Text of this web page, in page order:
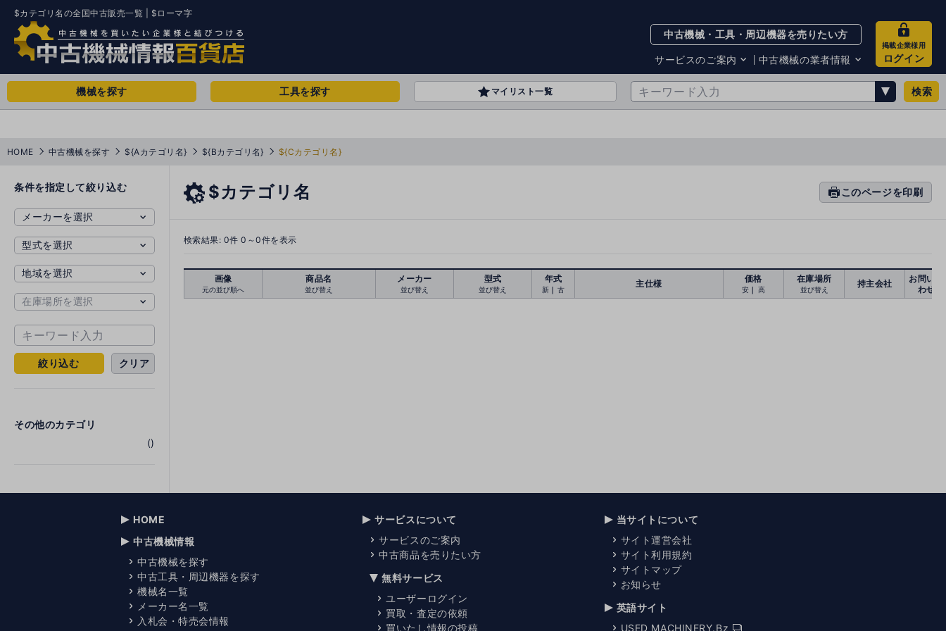
$カテゴリ名の全国中古販売一覧 | $ローマ字
中古機械・工具・周辺機器を売りたい方
サービスのご案内
サービスのご案内
お知らせ
中古機械の業者情報
買取・査定業者リスト
掲載企業様用
ログイン
機械を探す 工具を探す マイリスト一覧 検索
HOME 中古機械を探す ${Aカテゴリ名} ${Bカテゴリ名} ${Cカテゴリ名}
条件を指定して絞り込む
絞り込む クリア
その他のカテゴリ
()
$カテゴリ名
prin このページを印刷
検索結果: 0件 0～0件を表示
画像
元の並び順へ
商品名
並び替え
メーカー
並び替え
型式
並び替え
年式
新｜古
主仕様 価格
安 ｜ 高
在庫場所
並び替え
持主会社
お問い合
わせ
HOME
中古機械情報
中古機械を探す
中古工具・周辺機器を探す
機械名一覧
メーカー名一覧
入札会・特売会情報
サービスについて
サービスのご案内
中古商品を売りたい方
無料サービス
ユーザーログイン
買取・査定の依頼
買いたし情報の投稿
当サイトについて
サイト運営会社
サイト利用規約
サイトマップ
お知らせ
英語サイト
USED MACHINERY.Bz